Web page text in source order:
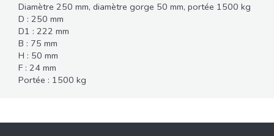
Diamètre 250 mm, diamètre gorge 50 mm, portée 1500 kg
D : 250 mm
D1 : 222 mm
B : 75 mm
H : 50 mm
F : 24 mm
Portée : 1500 kg